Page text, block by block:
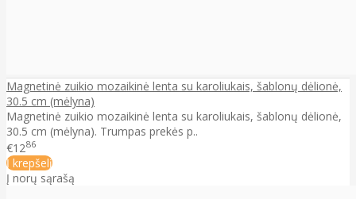
Magnetinė zuikio mozaikinė lenta su karoliukais, šablonų dėlionė,
30.5 cm (mėlyna)
Magnetinė zuikio mozaikinė lenta su karoliukais, šablonų dėlionė,
30.5 cm (mėlyna). Trumpas prekės p..
€1286
Į krepšelį
Į norų sąrašą